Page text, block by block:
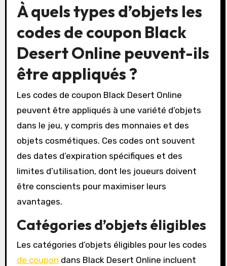
À quels types d’objets les
codes de coupon Black
Desert Online peuvent-ils
être appliqués ?
Les codes de coupon Black Desert Online
peuvent être appliqués à une variété d’objets
dans le jeu, y compris des monnaies et des
objets cosmétiques. Ces codes ont souvent
des dates d’expiration spécifiques et des
limites d’utilisation, dont les joueurs doivent
être conscients pour maximiser leurs
avantages.
Catégories d’objets éligibles
Les catégories d’objets éligibles pour les codes
de coupon dans Black Desert Online incluent